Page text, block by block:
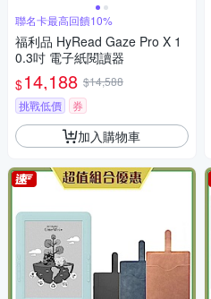
聯名卡最高回饋10%
福利品 HyRead Gaze Pro X 1
0.3吋 電子紙閱讀器
$14,188 $14,588
挑戰低價
券
加入購物車